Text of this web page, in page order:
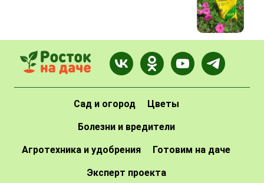
Сад и огород Цветы
Болезни и вредители
Агротехника и удобрения Готовим на даче
Эксперт проекта